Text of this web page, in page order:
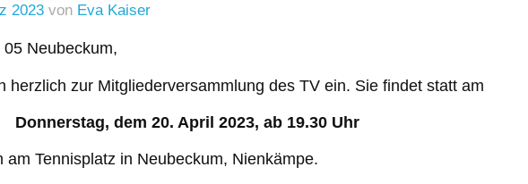
2023von Eva Kaiser
Neubeckum,
herzlich zur Mitgliederversammlung des TV ein. Sie findet statt am
Donnerstag, dem 20. April 2023, ab 19.30 Uhr
am Tennisplatz in Neubeckum, Nienkämpe.